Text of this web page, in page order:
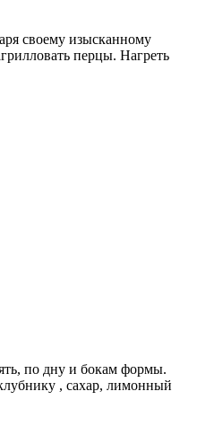
своему изысканному
перцы. Нагреть
по дну и бокам формы.
, сахар, лимонный